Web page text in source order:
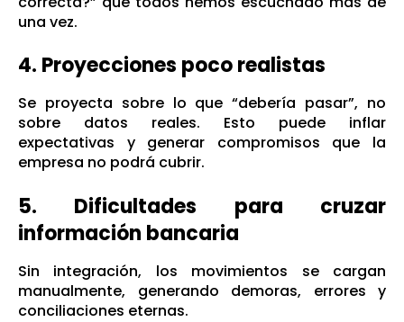
una vez.
4. Proyecciones poco realistas
Se proyecta sobre lo que “debería pasar”, no
sobre datos reales. Esto puede inflar
expectativas y generar compromisos que la
empresa no podrá cubrir.
5. Dificultades para cruzar
información bancaria
Sin integración, los movimientos se cargan
manualmente, generando demoras, errores y
conciliaciones eternas.